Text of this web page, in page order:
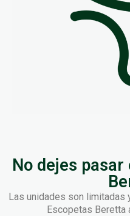
No dejes
Las unidades son limitadas
Escopetas Beretta